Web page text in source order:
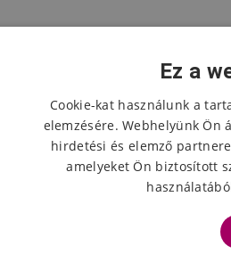
Ez a
Cookie-kat használunk a
elemzésére. Webhelyünk Ön
hirdetési és elemző
amelyeket Ön biztosított